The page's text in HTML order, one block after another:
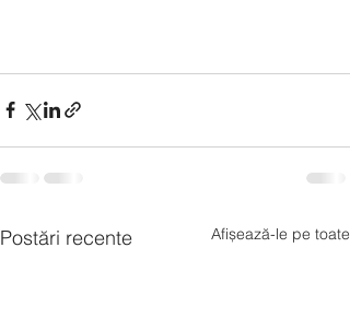
Postări recente Afișează-le pe toate